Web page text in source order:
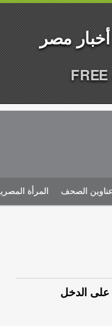
الصحف المرأة
على الدخل